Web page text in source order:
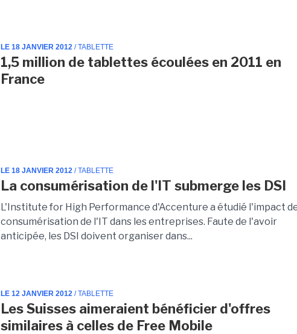
LE 18 JANVIER 2012 / TABLETTE
1,5 million de tablettes écoulées en 2011 en
France
LE 18 JANVIER 2012 / TABLETTE
La consumérisation de l'IT submerge les DSI
L'Institute for High Performance d'Accenture a étudié l'impact
consumérisation de l'IT dans les entreprises. Faute de l'avoir
anticipée, les DSI doivent organiser dans...
LE 12 JANVIER 2012 / TABLETTE
Les Suisses aimeraient bénéficier d'offres
similaires à celles de Free Mobile